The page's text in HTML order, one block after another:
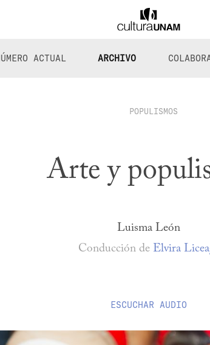
ACTUAL ARCHIVO
POPULISMOS
Arte y
Luisma León
Conducción de Elvira
ESCUCHAR AUDIO